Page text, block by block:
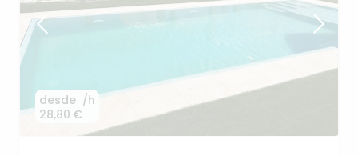
desde
28,80 €
/h